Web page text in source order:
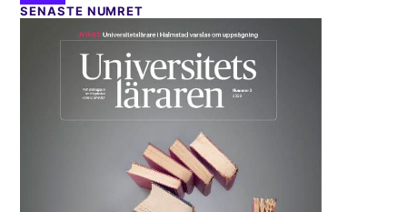
SENASTE NUMRET